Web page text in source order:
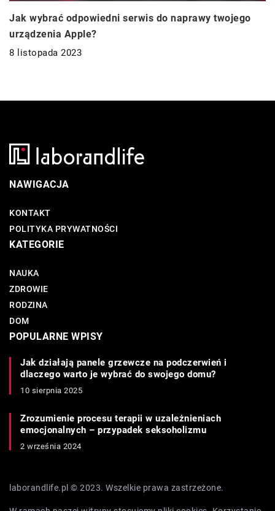
Jak wybrać odpowiedni serwis do naprawy twojego
urządzenia Apple?
8 listopada 2023
NAWIGACJA
KONTAKT
POLITYKA PRYWATNOŚCI
KATEGORIE
NAUKA
ZDROWIE
RODZINA
DOM
POPULARNE WPISY
Jak działają panele grzewcze na podczerwień i
dlaczego warto je wybrać do swojego domu?
10 sierpnia 2025
Zrozumienie procesu terapii w uzależnieniach
emocjonalnych – przypadek seksoholizmu
2 września 2024
laborandlife.pl © 2023. Wszelkie prawa zastrzeżone.